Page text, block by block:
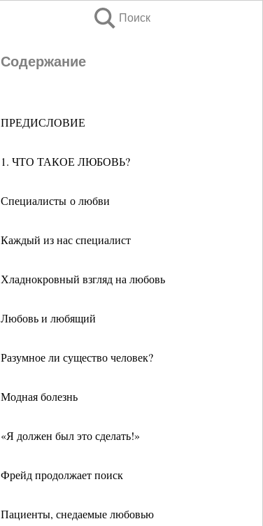
Поиск
Содержание
ПРЕДИСЛОВИЕ
1. ЧТО ТАКОЕ ЛЮБОВЬ?
Специалисты о любви
Каждый из нас специалист
Хладнокровный взгляд на любовь
Любовь и любящий
Разумное ли существо человек?
Модная болезнь
«Я должен был это сделать!»
Фрейд продолжает поиск
Пациенты, снедаемые любовью